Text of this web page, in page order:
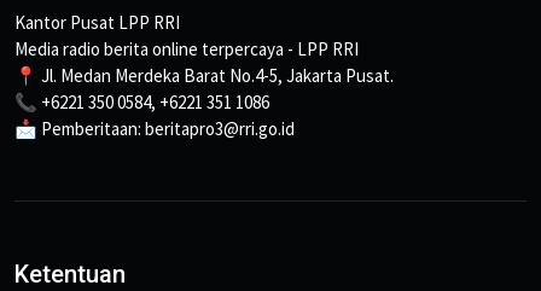
Kantor Pusat LPP RRI
Media radio berita online terpercaya - LPP RRI
📍 Jl. Medan Merdeka Barat No.4-5, Jakarta Pusat.
📞 +6221 350 0584, +6221 351 1086
📩 Pemberitaan: beritapro3@rri.go.id
Ketentuan